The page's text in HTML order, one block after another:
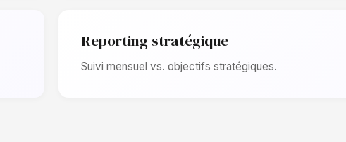
Reporting stratégique
Suivi mensuel vs. objectifs stratégiques.